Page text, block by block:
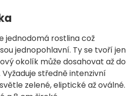
jednodomá rostlina což
jednopohlavní. Ty se tvoří jen
okolík může dosahovat až do
středně intenzivní
zelené, eliptické až oválné.